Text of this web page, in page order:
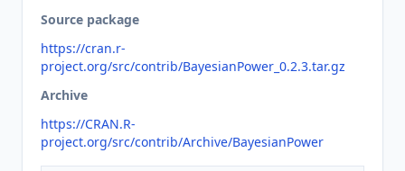
Source package
https://cran.r-
project.org/src/contrib/BayesianPower_0.2.3.tar.gz
Archive
https://CRAN.R-
project.org/src/contrib/Archive/BayesianPower